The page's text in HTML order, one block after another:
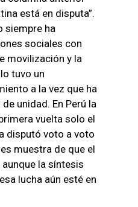
está en disputa”.
siempre ha
sociales con
movilización y la
tuvo un
a la vez que ha
unidad. En Perú la
vuelta solo el
disputó voto a voto
muestra de que el
la síntesis
lucha aún esté en